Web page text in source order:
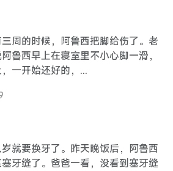
周的时候，阿鲁西把脚给伤了。老
鲁西早上在寝室里不小心脚一滑，
一开始还好的，...
就要换牙了。昨天晚饭后，阿鲁西
牙缝了。爸爸一看，没看到塞牙缝